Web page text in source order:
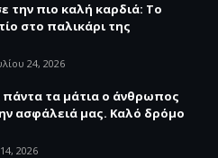
την πιο καλή καρδιά: Το
στο παλικάρι της
24, 2026
πάντα τα μάτια ο άνθρωπος
ασφάλειά μας. Καλό δρόμο
2026